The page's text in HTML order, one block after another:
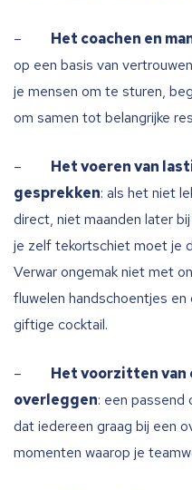
– Het coachen en
op een basis van
je mensen om te sturen,
om samen tot belangrijke
– Het voeren van
gesprekken: als het niet
direct, niet maanden later
je zelf tekortschiet moet je
Verwar ongemak niet met
fluwelen handschoentjes
giftige cocktail.
– Het voorzitten
overleggen: een
dat iedereen graag bij een
momenten waarop je